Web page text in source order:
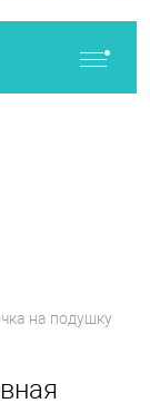
на подушку